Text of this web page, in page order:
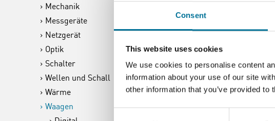
Consent
This website uses cookies
We use cookies to personalise content
information about your use of our site
other information that you’ve provided
Mechanik
Messgeräte
Netzgerät
Optik
Schalter
Wellen und Schall
Wärme
Waagen